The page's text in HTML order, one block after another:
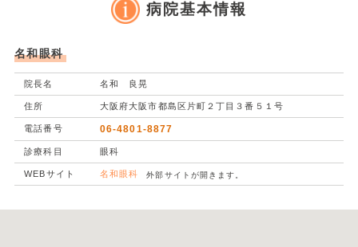
病院基本情報
名和眼科
院長名 名和 良晃
住所 大阪府大阪市都島区片町２丁目３番５１号
電話番号 06-4801-8877
診療科目 眼科
WEBサイト 名和眼科 外部サイトが開きます。